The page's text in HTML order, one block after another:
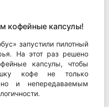
кофейные капсулы!
запустили пилотный
На этот раз решено
капсулы, чтобы
кофе не только
и непередаваемым